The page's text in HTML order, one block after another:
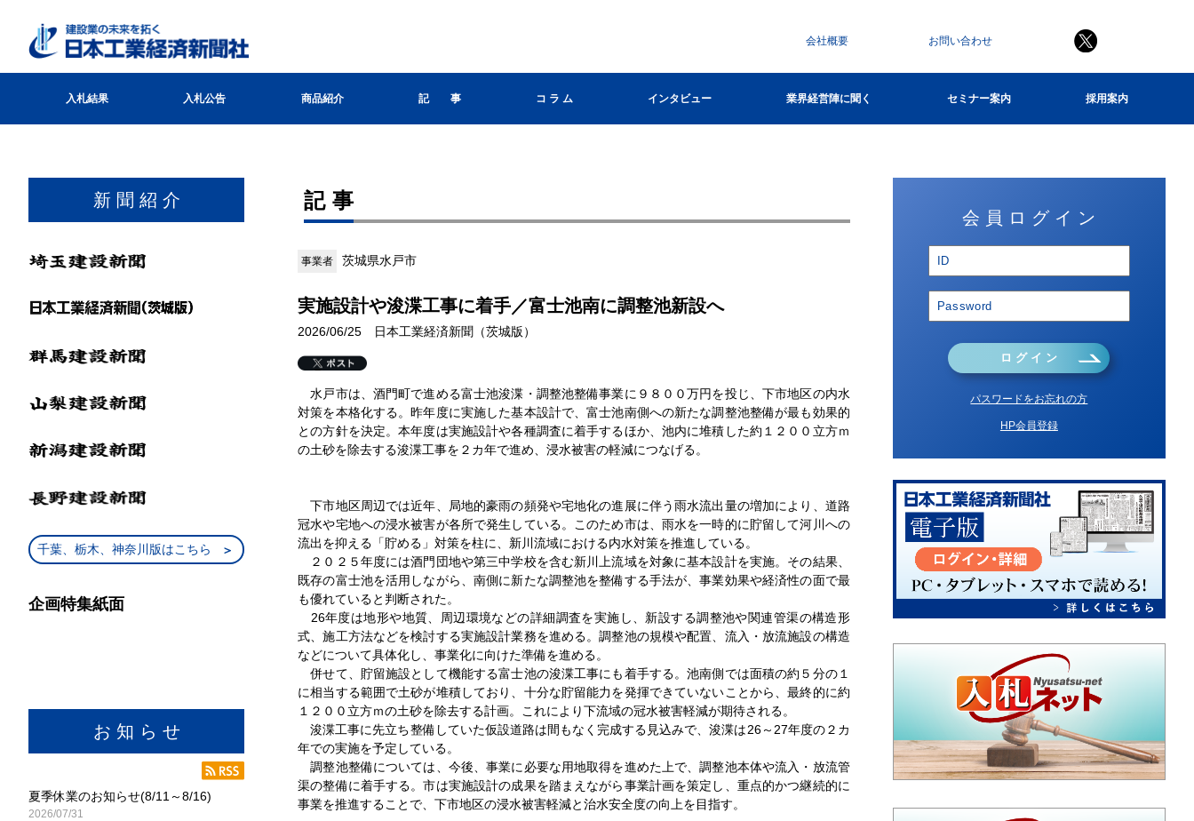
会社概要 お問い合わせ
入札結果 入札公告 商品紹介 記 事 コ ラ ム インタビュー 業界経営陣に聞く セミナー案内 採用案内
新 聞 紹 介
千葉、栃木、神奈川版はこちら
企画特集紙面
お 知 ら せ
夏季休業のお知らせ(8/11～8/16)
2026/07/31
記事
事業者 茨城県水戸市
実施設計や浚渫工事に着手／富士池南に調整池新設へ
2026/06/25 日本工業経済新聞（茨城版）
水戸市は、酒門町で進める富士池浚渫・調整池整備事業に９８００万円を投じ、下市地区の内水
対策を本格化する。昨年度に実施した基本設計で、富士池南側への新たな調整池整備が最も効果的
との方針を決定。本年度は実施設計や各種調査に着手するほか、池内に堆積した約１２００立方ｍ
の土砂を除去する浚渫工事を２カ年で進め、浸水被害の軽減につなげる。
下市地区周辺では近年、局地的豪雨の頻発や宅地化の進展に伴う雨水流出量の増加により、道路
冠水や宅地への浸水被害が各所で発生している。このため市は、雨水を一時的に貯留して河川への
流出を抑える「貯める」対策を柱に、新川流域における内水対策を推進している。
２０２５年度には酒門団地や第三中学校を含む新川上流域を対象に基本設計を実施。その結果、
既存の富士池を活用しながら、南側に新たな調整池を整備する手法が、事業効果や経済性の面で最
も優れていると判断された。
26年度は地形や地質、周辺環境などの詳細調査を実施し、新設する調整池や関連管渠の構造形
式、施工方法などを検討する実施設計業務を進める。調整池の規模や配置、流入・放流施設の構造
などについて具体化し、事業化に向けた準備を進める。
併せて、貯留施設として機能する富士池の浚渫工事にも着手する。池南側では面積の約５分の１
に相当する範囲で土砂が堆積しており、十分な貯留能力を発揮できていないことから、最終的に約
１２００立方ｍの土砂を除去する計画。これにより下流域の冠水被害軽減が期待される。
浚渫工事に先立ち整備していた仮設道路は間もなく完成する見込みで、浚渫は26～27年度の２カ
年での実施を予定している。
調整池整備については、今後、事業に必要な用地取得を進めた上で、調整池本体や流入・放流管
渠の整備に着手する。市は実施設計の成果を踏まえながら事業計画を策定し、重点的かつ継続的に
事業を推進することで、下市地区の浸水被害軽減と治水安全度の向上を目指す。
会 員 ロ グ イ ン
ロ グ イ ン
パスワードをお忘れの方
HP会員登録